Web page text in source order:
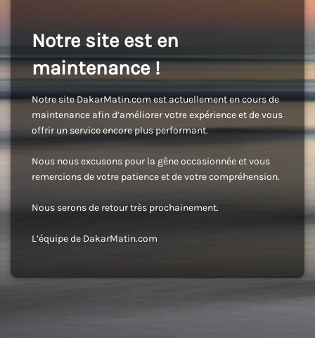
Notre site est en
maintenance !
Notre site DakarMatin.com est actuellement en cours de
maintenance afin d’améliorer votre expérience et de vous
offrir un service encore plus performant.
Nous nous excusons pour la gêne occasionnée et vous
remercions de votre patience et de votre compréhension.
Nous serons de retour très prochainement.
L’équipe de DakarMatin.com